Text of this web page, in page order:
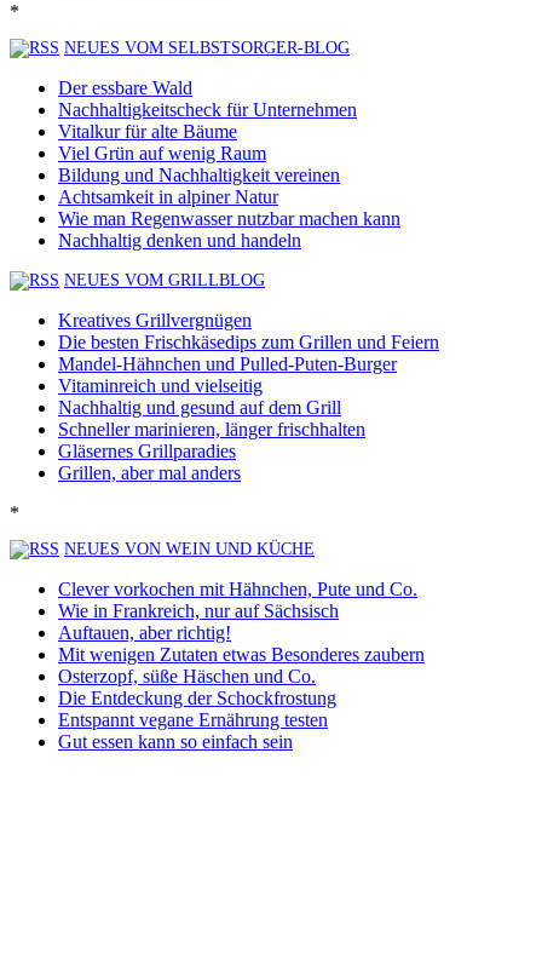
*
NEUES VOM SELBSTSORGER-BLOG
Der essbare Wald
Nachhaltigkeitscheck für Unternehmen
Vitalkur für alte Bäume
Viel Grün auf wenig Raum
Bildung und Nachhaltigkeit vereinen
Achtsamkeit in alpiner Natur
Wie man Regenwasser nutzbar machen kann
Nachhaltig denken und handeln
NEUES VOM GRILLBLOG
Kreatives Grillvergnügen
Die besten Frischkäsedips zum Grillen und Feiern
Mandel-Hähnchen und Pulled-Puten-Burger
Vitaminreich und vielseitig
Nachhaltig und gesund auf dem Grill
Schneller marinieren, länger frischhalten
Gläsernes Grillparadies
Grillen, aber mal anders
*
NEUES VON WEIN UND KÜCHE
Clever vorkochen mit Hähnchen, Pute und Co.
Wie in Frankreich, nur auf Sächsisch
Auftauen, aber richtig!
Mit wenigen Zutaten etwas Besonderes zaubern
Osterzopf, süße Häschen und Co.
Die Entdeckung der Schockfrostung
Entspannt vegane Ernährung testen
Gut essen kann so einfach sein